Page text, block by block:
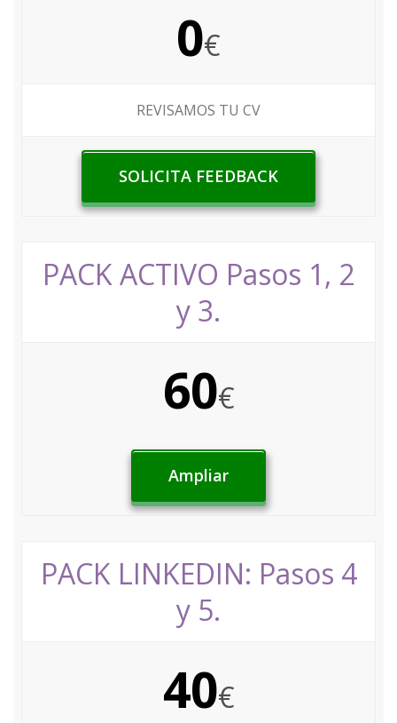
0€
REVISAMOS TU CV
SOLICITA FEEDBACK
PACK ACTIVO Pasos 1, 2
y 3.
60€
Ampliar
PACK LINKEDIN: Pasos 4
y 5.
40€